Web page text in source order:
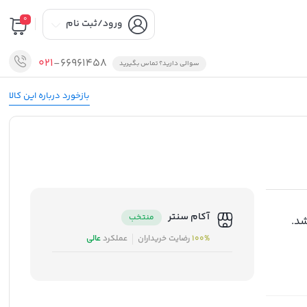
ورود/ثبت نام 0
سوالی دارید؟ تماس بگیرید 021-66961458
بازخورد درباره این کالا
آکام سنتر
منتخب
100%رضایت خریداران عملکردعالی